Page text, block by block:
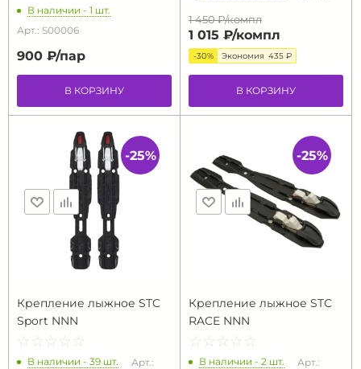
В наличии - 1 шт.
Арт.: S00006
900 ₽/пар
В КОРЗИНУ
1 450 ₽/компл
1 015 ₽/компл
-30% Экономия 435 ₽
В КОРЗИНУ
Крепление лыжное STC
Sport NNN
☆ ☆ ☆ ☆ ☆
★ ★ ★ ★ ★
В наличии - 39 шт. Арт.:
-25%
Крепление лыжное STC
RACE NNN
☆ ☆ ☆ ☆ ☆
★ ★ ★ ★ ★
В наличии - 2 шт. Арт.:
-25%